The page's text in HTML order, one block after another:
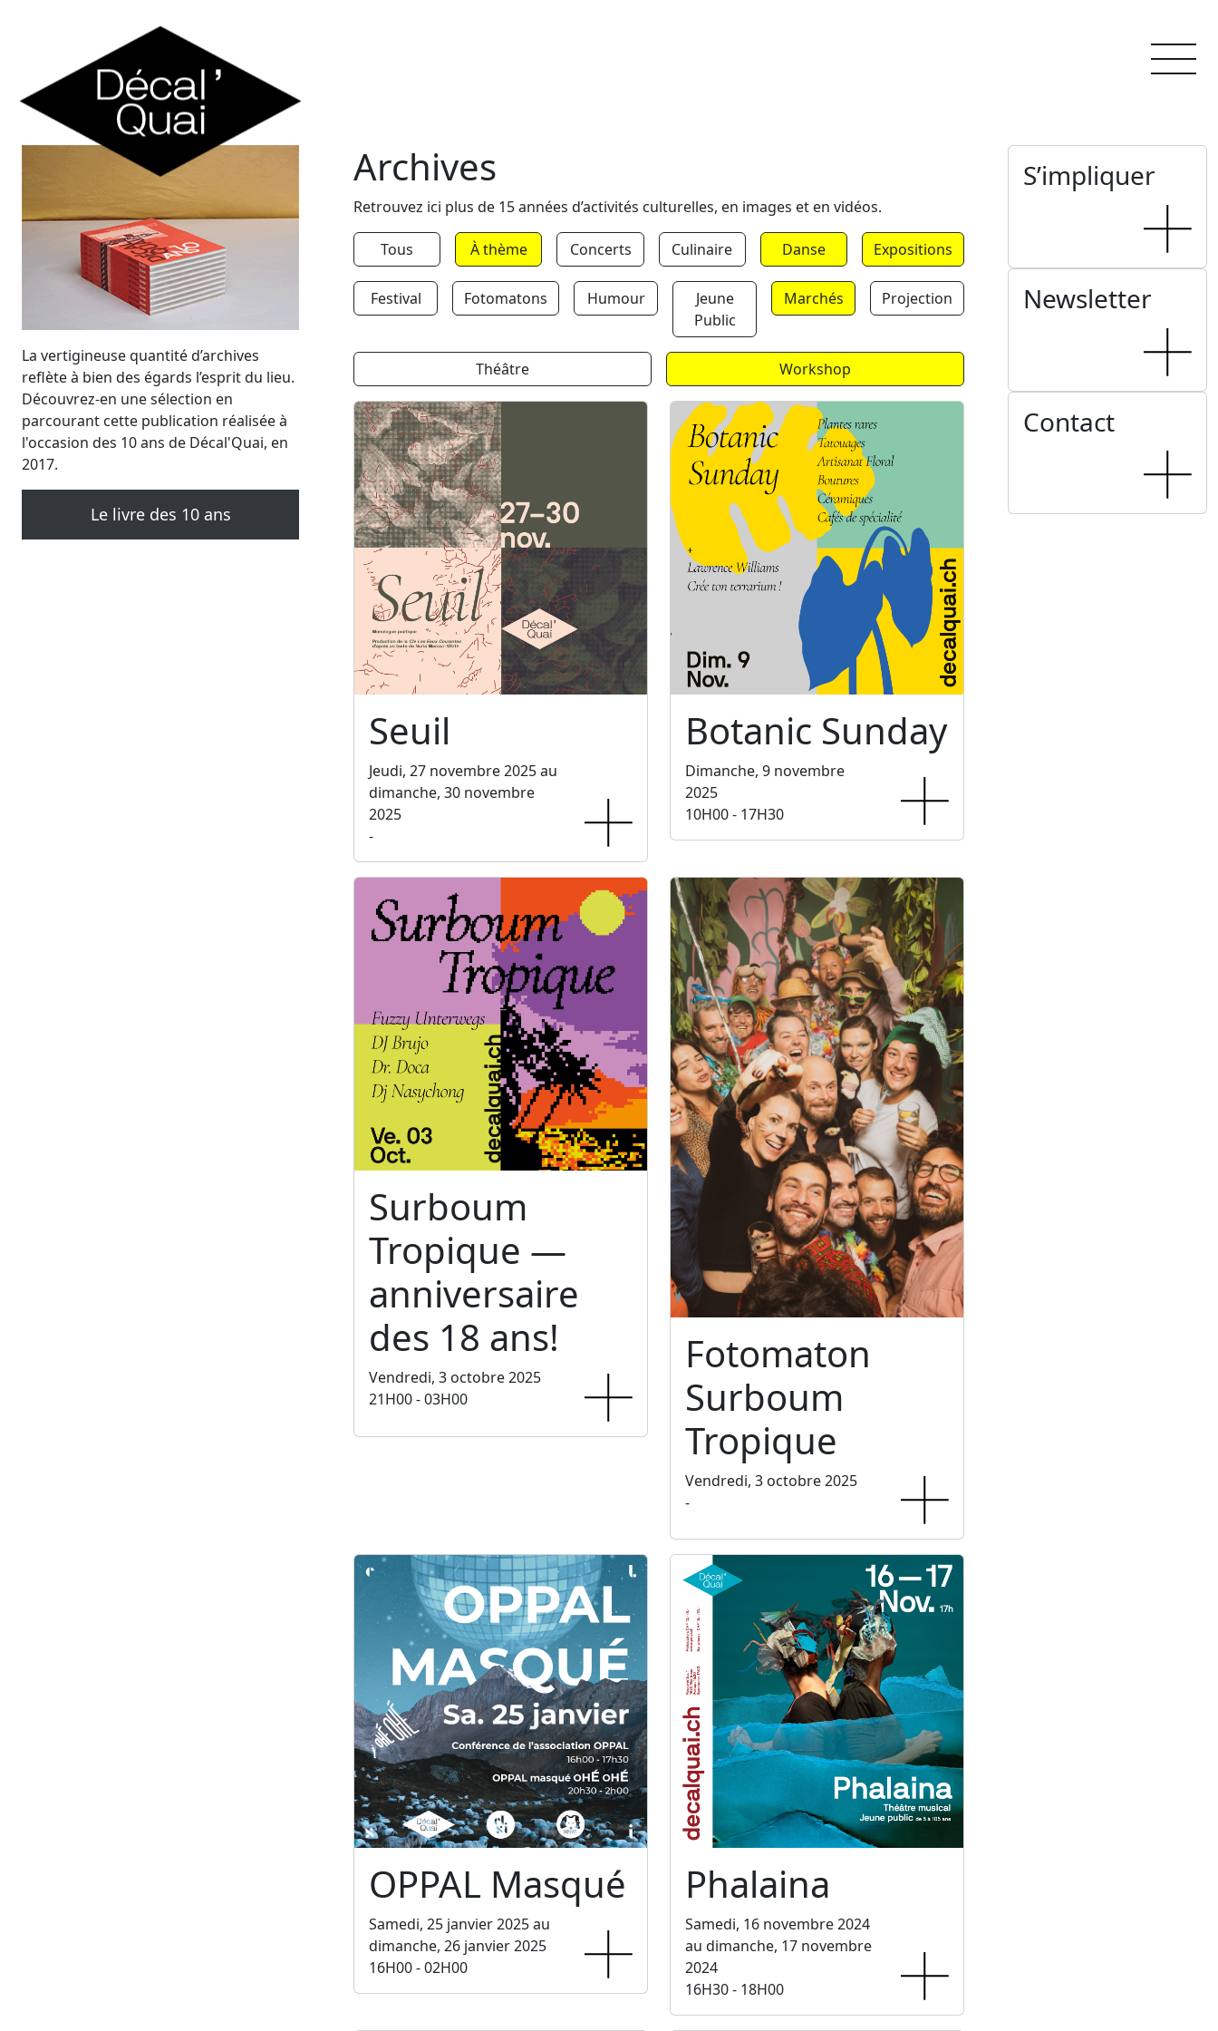
La vertigineuse quantité d’archives
reflète à bien des égards l’esprit du lieu.
Découvrez-en une sélection en
parcourant cette publication réalisée à
l'occasion des 10 ans de Décal'Quai, en
2017.
Le livre des 10 ans
Archives
Retrouvez ici plus de 15 années d’activités culturelles, en images et en vidéos.
Tous À thème Concerts Culinaire Danse Expositions
Festival Fotomatons Humour
Jeune
Public
Marchés Projection
Théâtre Workshop
Seuil
Jeudi, 27 novembre 2025 au
dimanche, 30 novembre
2025
-
Botanic Sunday
Dimanche, 9 novembre
2025
10H00 - 17H30
Surboum
Tropique —
anniversaire
des 18 ans!
Vendredi, 3 octobre 2025
21H00 - 03H00
Fotomaton
Surboum
Tropique
Vendredi, 3 octobre 2025
-
OPPAL Masqué
Samedi, 25 janvier 2025 au
dimanche, 26 janvier 2025
16H00 - 02H00
Phalaina
Samedi, 16 novembre 2024
au dimanche, 17 novembre
2024
16H30 - 18H00
S’impliquer
Newsletter
Contact